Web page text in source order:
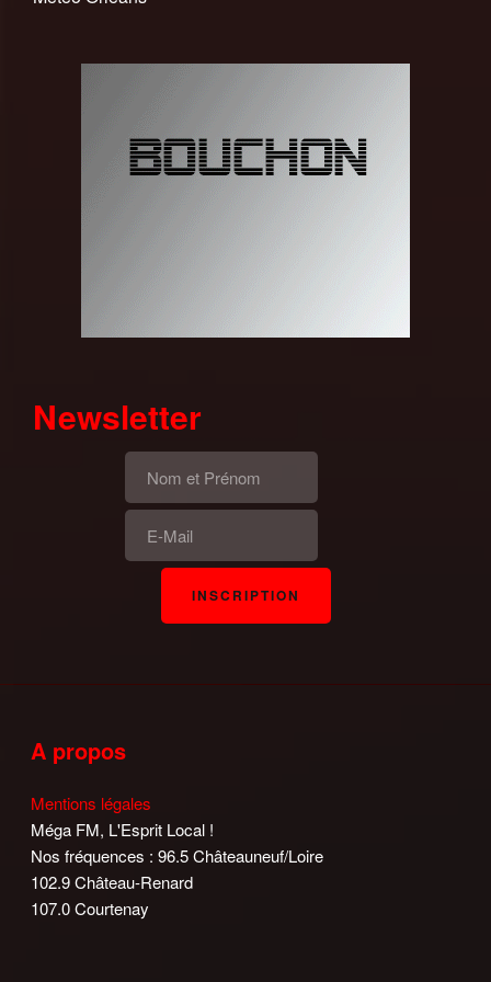
Newsletter
A propos
Mentions légales
Méga FM, L'Esprit Local !
Nos fréquences : 96.5 Châteauneuf/Loire
102.9 Château-Renard
107.0 Courtenay